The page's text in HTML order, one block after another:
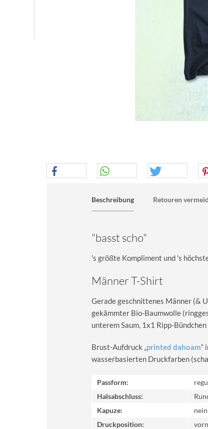
Beschreibung Retouren
"basst scho"
's größte Kompliment und 's
Männer T-Shirt
Gerade geschnittenes Männer (&
gekämmter Bio-Baumwolle
unterem Saum, 1x1 Ripp-
Brust-Aufdruck „printed dahoam“
wasserbasierten Druckfarben
Passform:
Halsabschluss:
Kapuze:
nein
Druckposition: